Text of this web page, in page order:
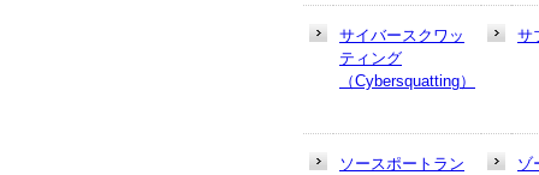
サイバースクワッ
ティング
（Cybersquatting）
サ
ソースポートラン
ゾ